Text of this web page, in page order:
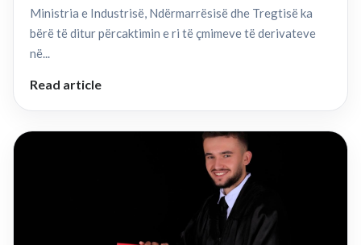
Ministria e Industrisë, Ndërmarrësisë dhe Tregtisë ka
bërë të ditur përcaktimin e ri të çmimeve të derivateve
në...
Read article